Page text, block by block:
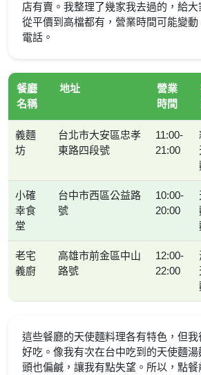
店有賣。我整理了幾家我去過的，給
從平價到高檔都有，營業時間可能變
電話。
餐廳
名稱
地址
營業
時間
義麵
坊
台北市大安區忠孝
東路四段號
11:00-
21:00
小確
幸食
堂
台中市西區公益路
號
10:00-
20:00
老宅
義廚
高雄市前金區中山
路號
12:00-
22:00
這些餐廳的天使麵料理各有特色，但
好吃。像我有次在台中吃到的天使麵
頭也偏鹹，讓我有點失望。所以，點